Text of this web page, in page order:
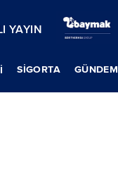
YAYIN
SIGORTA GÜNDEM